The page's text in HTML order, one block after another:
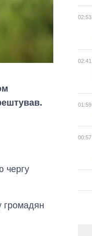
чергу
громадян
02:53
02:41
01:59
00:57